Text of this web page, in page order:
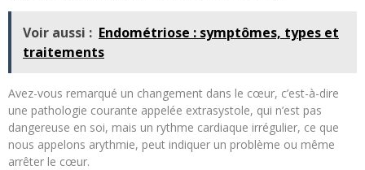
Voir aussi : Endométriose : symptômes, types et
traitements
Avez-vous remarqué un changement dans le cœur, c’est-à-dire
une pathologie courante appelée extrasystole, qui n’est pas
dangereuse en soi, mais un rythme cardiaque irrégulier, ce que
nous appelons arythmie, peut indiquer un problème ou même
arrêter le cœur.